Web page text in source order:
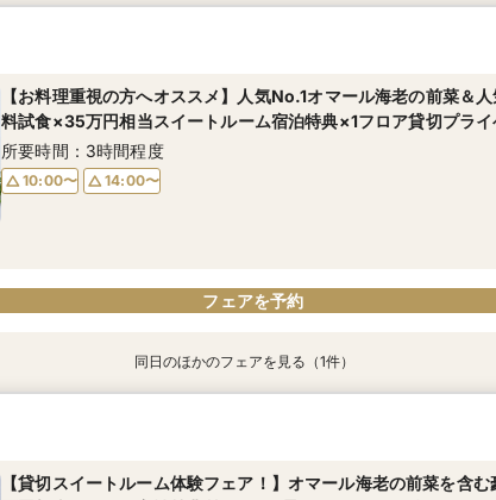
【教会式をご検討の方へ】提携チャペル「南青山ル・アンジェ
所要時間：2時間程度
10:00〜
14:00〜
16:00〜
【貸切スイートルーム体験フェア！】オマール海老の前菜を含
所要時間：3時間程度
10:00〜 14:00〜
【お料理重視の方へオススメ】人気No.1オマール海老の前菜＆
料試食×35万円相当スイートルーム宿泊特典×1フロア貸切プラ
所要時間：3時間程度
10:00〜 14:00〜
フェアを予約
1フロア1組のプライベートウエディングを体感～隈研吾氏監修
所要時間：2時間程度
同日のほかのフェアを見る（1件）
【貸切スイートルーム体験フェア！】オマール海老の前菜を含